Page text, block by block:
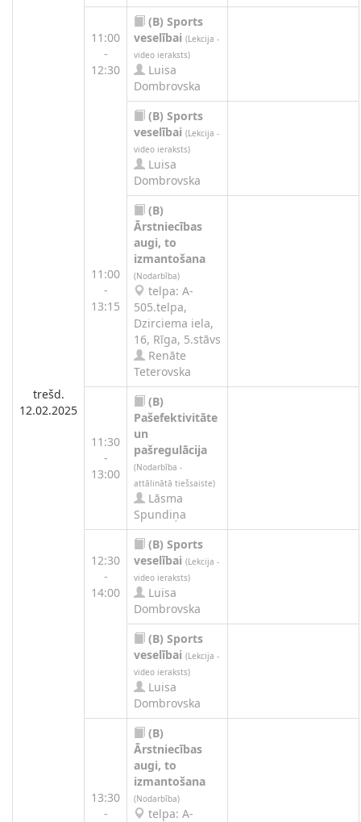
trešd.
12.02.2025
11:00
-
12:30
(B) Sports
veselībai (Lekcija -
video ieraksts)
Luisa
Dombrovska
(B) Sports
veselībai (Lekcija -
video ieraksts)
Luisa
Dombrovska
11:00
-
13:15
(B)
Ārstniecības
augi, to
izmantošana
(Nodarbība)
telpa: A-
505.telpa,
Dzirciema iela,
16, Rīga, 5.stāvs
Renāte
Teterovska
11:30
-
13:00
(B)
Pašefektivitāte
un
pašregulācija
(Nodarbība -
attālinātā tiešsaiste)
Lāsma
Spundiņa
12:30
-
14:00
(B) Sports
veselībai (Lekcija -
video ieraksts)
Luisa
Dombrovska
(B) Sports
veselībai (Lekcija -
video ieraksts)
Luisa
Dombrovska
13:30
-
(B)
Ārstniecības
augi, to
izmantošana
(Nodarbība)
telpa: A-